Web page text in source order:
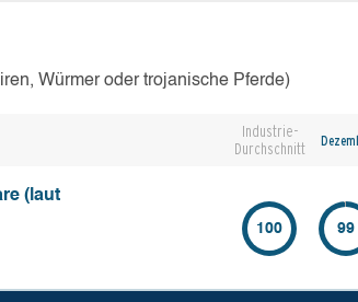
Würmer oder trojanische Pferde)
Industrie-
Durchschnitt
(laut
100 99